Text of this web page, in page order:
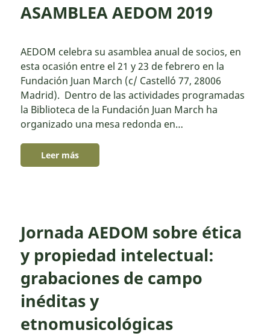
ASAMBLEA AEDOM 2019
AEDOM celebra su asamblea anual de socios, en
esta ocasión entre el 21 y 23 de febrero en la
Fundación Juan March (c/ Castelló 77, 28006
Madrid). Dentro de las actividades programadas
la Biblioteca de la Fundación Juan March ha
organizado una mesa redonda en…
Leer más
Jornada AEDOM sobre ética
y propiedad intelectual:
grabaciones de campo
inéditas y
etnomusicológicas